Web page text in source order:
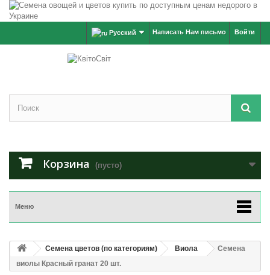
Войти
Написать Нам письмо
Русский
Корзина (пусто)
Меню
Семена цветов (по категориям) Виола
Семена
виолы Красный гранат 20 шт.